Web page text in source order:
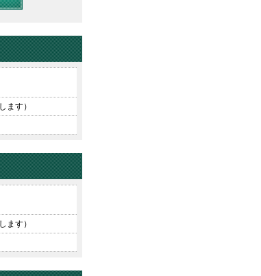
ます）
ます）